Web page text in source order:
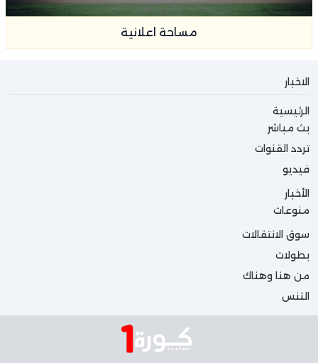
مساحة اعلانية
الاخبار
الرئيسية
بث مباشر
تردد القنوات
فيديو
الأخبار
منوعات
سوق الانتقالات
بطولات
من هنا وهناك
التنس